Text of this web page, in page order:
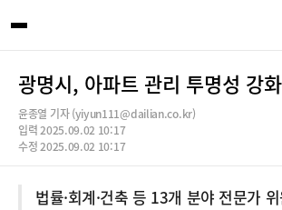
광명시, 아파트 관리 투명성
윤종열 기자 (yiyun111@dailian.co.kr)
입력 2025.09.02 10:17
수정 2025.09.02 10:17
법률·회계·건축 등 13개 분야 전문가